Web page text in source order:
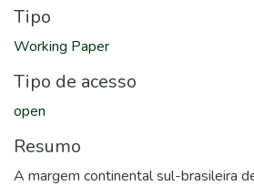
Tipo
Working Paper
Tipo de acesso
open
Resumo
A margem continental sul-brasileira